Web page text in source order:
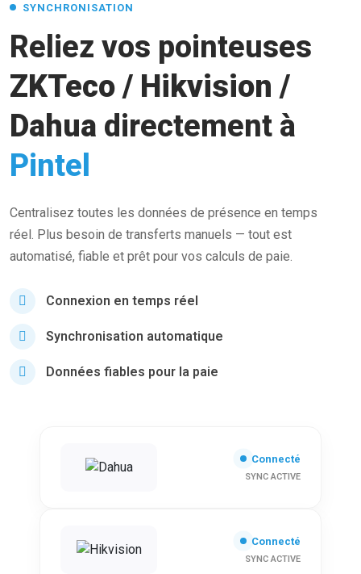
SYNCHRONISATION
Reliez vos pointeuses
ZKTeco / Hikvision /
Dahua directement à
Pintel
Centralisez toutes les données de présence en temps
réel. Plus besoin de transferts manuels — tout est
automatisé, fiable et prêt pour vos calculs de paie.
Connexion en temps réel
Synchronisation automatique
Données fiables pour la paie
Connecté
SYNC ACTIVE
Connecté
SYNC ACTIVE